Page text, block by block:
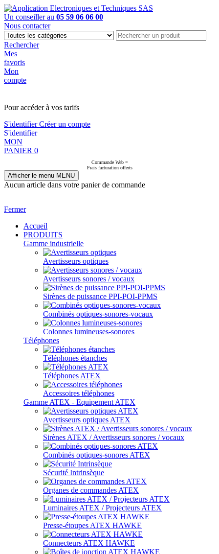
Un conseiller au 05 59 06 06 00
Nous contacter
Rechercher
Mes
favoris
Mon
compte
Pour accéder à vos tarifs
S'identifierCréer un compte
S'identifier
MON
PANIER 0
Commande Web =
Frais facturation offerts
Afficher le menu MENU
Aucun article dans votre panier de commande
Fermer
Accueil
PRODUITS
Gamme industrielle
Avertisseurs optiques
Avertisseurs sonores / vocaux
Sirènes de puissance PPI-POI-PPMS
Combinés optiques-sonores-vocaux
Colonnes lumineuses-sonores
Téléphones
Téléphones étanches
Téléphones ATEX
Accessoires téléphones
Gamme ATEX - Equipement ATEX
Avertisseurs optiques ATEX
Sirènes ATEX / Avertisseurs sonores / vocaux
Combinés optiques-sonores ATEX
Sécurité Intrinsèque
Organes de commandes ATEX
Luminaires ATEX / Projecteurs ATEX
Presse-étoupes ATEX HAWKE
Connecteurs ATEX HAWKE